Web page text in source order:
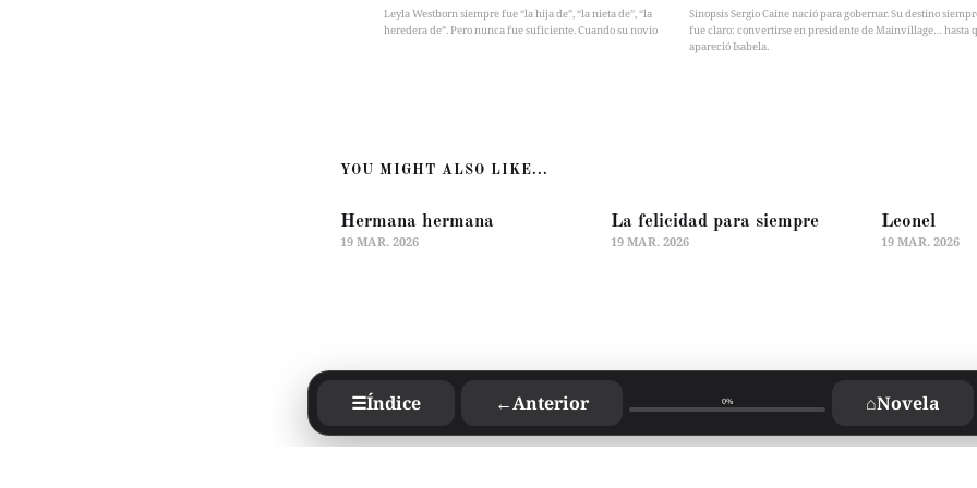
☰Índice ←Anterior 0% ⌂Novela
Leyla Westborn siempre fue “la hija de”, “la nieta de”, “la
heredera de”. Pero nunca fue suficiente. Cuando su novio
Sinopsis Sergio Caine nació para gobernar. Su destino
fue claro: convertirse en presidente de Mainvillage… hasta
apareció Isabela.
YOU MIGHT ALSO LIKE...
Hermana hermana
19 MAR. 2026
La felicidad para siempre
19 MAR. 2026
Leonel
19 MAR. 2026